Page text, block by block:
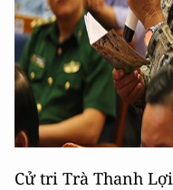
Cử tri Trà Thanh